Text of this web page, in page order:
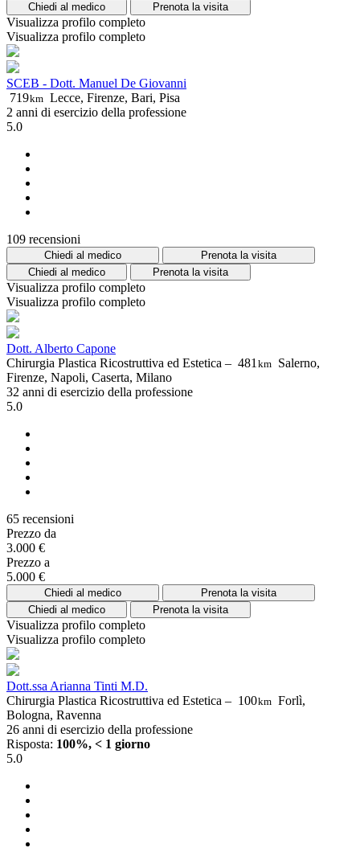
Chiedi al medico
Prenota la visita
Visualizza profilo completo
Visualizza profilo completo
SCEB - Dott. Manuel De Giovanni
719km Lecce, Firenze, Bari, Pisa
2 anni di esercizio della professione
5.0
109 recensioni
Chiedi al medico
Prenota la visita
Chiedi al medico
Prenota la visita
Visualizza profilo completo
Visualizza profilo completo
Dott. Alberto Capone
Chirurgia Plastica Ricostruttiva ed Estetica – 481km Salerno,
Firenze, Napoli, Caserta, Milano
32 anni di esercizio della professione
5.0
65 recensioni
Prezzo da
3.000 €
Prezzo a
5.000 €
Chiedi al medico
Prenota la visita
Chiedi al medico
Prenota la visita
Visualizza profilo completo
Visualizza profilo completo
Dott.ssa Arianna Tinti M.D.
Chirurgia Plastica Ricostruttiva ed Estetica – 100km Forlì,
Bologna, Ravenna
26 anni di esercizio della professione
Risposta: 100%, < 1 giorno
5.0